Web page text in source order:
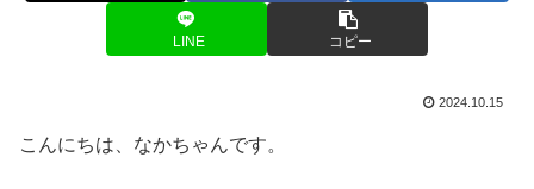
LINE コピー
2024.10.15
こんにちは、なかちゃんです。